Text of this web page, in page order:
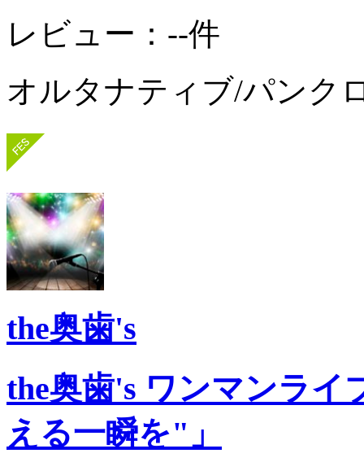
レビュー：--件
オルタナティブ/パンク
the奥歯's
the奥歯's ワンマンラ
える一瞬を"」